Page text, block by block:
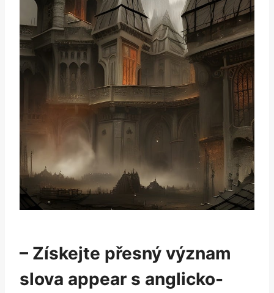
– Získejte⁣ přesný význam
slova appear s anglicko-